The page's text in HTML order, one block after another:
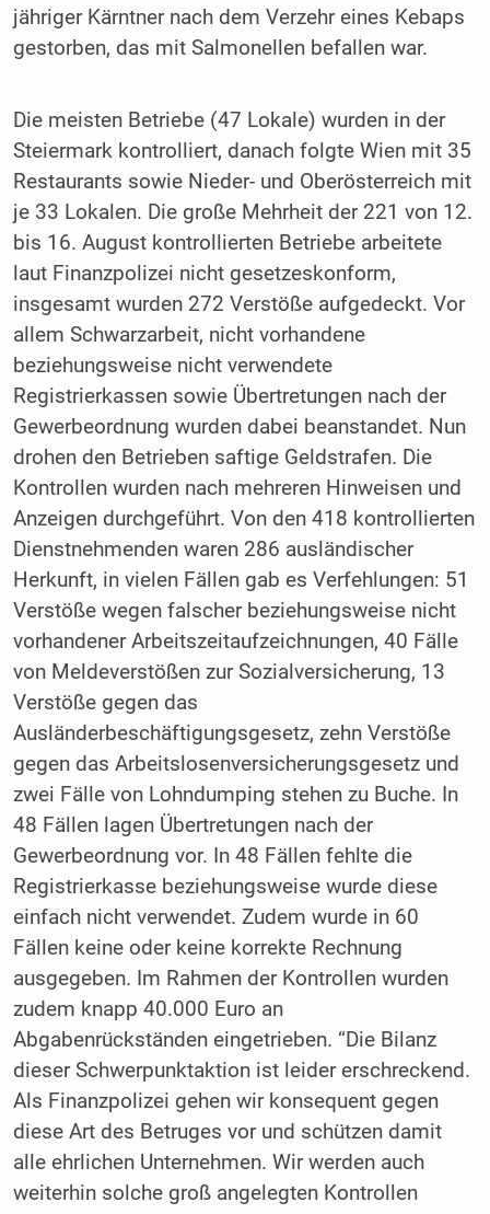
jähriger Kärntner nach dem Verzehr eines Kebaps
gestorben, das mit Salmonellen befallen war.
Die meisten Betriebe (47 Lokale) wurden in der
Steiermark kontrolliert, danach folgte Wien mit 35
Restaurants sowie Nieder- und Oberösterreich mit
je 33 Lokalen. Die große Mehrheit der 221 von 12.
bis 16. August kontrollierten Betriebe arbeitete
laut Finanzpolizei nicht gesetzeskonform,
insgesamt wurden 272 Verstöße aufgedeckt. Vor
allem Schwarzarbeit, nicht vorhandene
beziehungsweise nicht verwendete
Registrierkassen sowie Übertretungen nach der
Gewerbeordnung wurden dabei beanstandet. Nun
drohen den Betrieben saftige Geldstrafen. Die
Kontrollen wurden nach mehreren Hinweisen und
Anzeigen durchgeführt. Von den 418 kontrollierten
Dienstnehmenden waren 286 ausländischer
Herkunft, in vielen Fällen gab es Verfehlungen: 51
Verstöße wegen falscher beziehungsweise nicht
vorhandener Arbeitszeitaufzeichnungen, 40 Fälle
von Meldeverstößen zur Sozialversicherung, 13
Verstöße gegen das
Ausländerbeschäftigungsgesetz, zehn Verstöße
gegen das Arbeitslosenversicherungsgesetz und
zwei Fälle von Lohndumping stehen zu Buche. In
48 Fällen lagen Übertretungen nach der
Gewerbeordnung vor. In 48 Fällen fehlte die
Registrierkasse beziehungsweise wurde diese
einfach nicht verwendet. Zudem wurde in 60
Fällen keine oder keine korrekte Rechnung
ausgegeben. Im Rahmen der Kontrollen wurden
zudem knapp 40.000 Euro an
Abgabenrückständen eingetrieben. “Die Bilanz
dieser Schwerpunktaktion ist leider erschreckend.
Als Finanzpolizei gehen wir konsequent gegen
diese Art des Betruges vor und schützen damit
alle ehrlichen Unternehmen. Wir werden auch
weiterhin solche groß angelegten Kontrollen